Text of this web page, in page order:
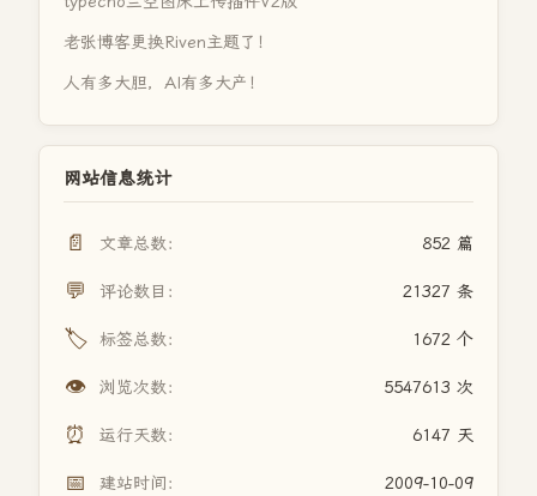
老张博客更换Riven主题了！
人有多大胆，AI有多大产！
网站信息统计
📄 文章总数： 852 篇
💬 评论数目： 21327 条
🏷️ 标签总数： 1672 个
👁️ 浏览次数： 5547613 次
⏰ 运行天数： 6147 天
📅 建站时间： 2009-10-09